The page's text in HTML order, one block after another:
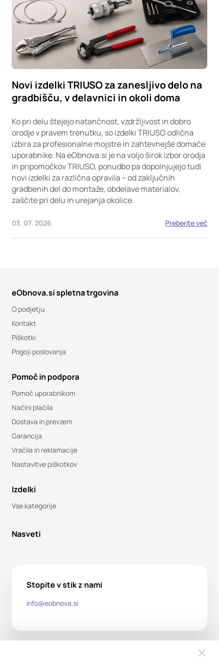
Novi izdelki TRIUSO za zanesljivo delo na
gradbišču, v delavnici in okoli doma
Ko pri delu štejejo natančnost, vzdržljivost in dobro
orodje v pravem trenutku, so izdelki TRIUSO odlična
izbira za profesionalne mojstre in zahtevnejše domače
uporabnike. Na eObnova.si je na voljo širok izbor orodja
in pripomočkov TRIUSO, ponudbo pa dopolnjujejo tudi
novi izdelki za različna opravila – od zaključnih
gradbenih del do montaže, obdelave materialov,
zaščite pri delu in urejanja okolice.
03. 07. 2026 Preberite več
eObnova.si spletna trgovina
O podjetju
Kontakt
Piškotki
Pogoji poslovanja
Pomoč in podpora
Pomoč uporabnikom
Načini plačila
Dostava in prevzem
Garancija
Vračila in reklamacije
Nastavitve piškotkov
Izdelki
Vse kategorije
Nasveti
Stopite v stik z nami
info@eobnova.si